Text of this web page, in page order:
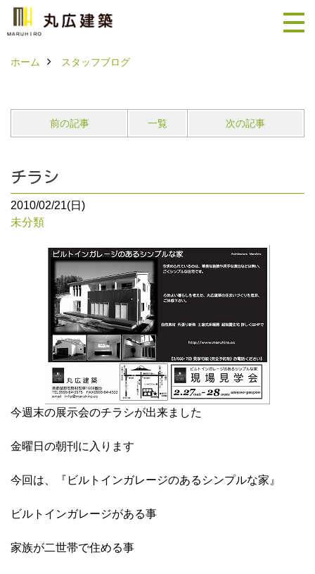
ホーム スタッフブログ
前の記事 一覧 次の記事
チラシ
2010/02/21(日)
未分類
今週末の展示会のチラシが出来ました
金曜日の朝刊に入ります
今回は、『ビルトインガレージのあるシンプルな家』
ビルトインガレージがある事
家族が二世帯で住める事